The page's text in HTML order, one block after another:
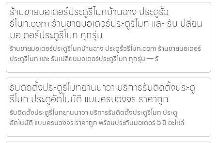
ร้านขายมอเตอร์ประตูรีโมทบ้านฉาง ประตูรั้ว
รีโมท.com ร้านขายมอเตอร์ประตูรีโมท และ รับเปลี่ยน
มอเตอร์ประตูรีโมท ทุกรุ่น
ร้านขายมอเตอร์ประตูรีโมทบ้านฉาง ประตูรั้วรีโมท.com ร้านขายมอเตอร์
ประตูรีโมท และ รับเปลี่ยนมอเตอร์ประตูรีโมท ทุกรุ่น — รั
รับติดตั้งประตูรีโมทยานนาวา บริการรับติดตั้งประตู
รีโมท ประตูอัตโนมัติ แบบครบวงจร ราคาถูก
รับติดตั้งประตูรีโมทยานนาวา บริการรับติดตั้งประตูรีโมท ประตู
อัตโนมัติ แบบครบวงจร ราคาถูก พร้อมประกันมอเตอร์ 5 ปี อะไหล่